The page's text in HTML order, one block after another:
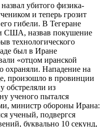
убитого физика-
и теперь грозит
гибели. В Тегеране
США, назвав покушение
технологического
был в Иране
«отцом иранской
охраняли. Нападение на
произошло в провинции
обстреляли из
ученого пытался
министр обороны Ирана:
ученый, подвергся
буквально 10 секунд,